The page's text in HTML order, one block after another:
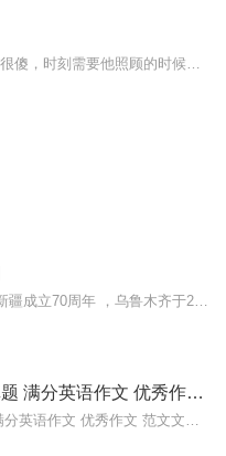
全国中考英语作文真题 满分英语作文 优秀作文 范文